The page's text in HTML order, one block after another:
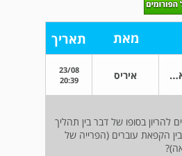
מאת תאריך
תהליך הקפאת ביציות איריס
23/08
20:39
להריון בסופו של דבר בין תהליך
הקפאת עוברים (הפרייה של